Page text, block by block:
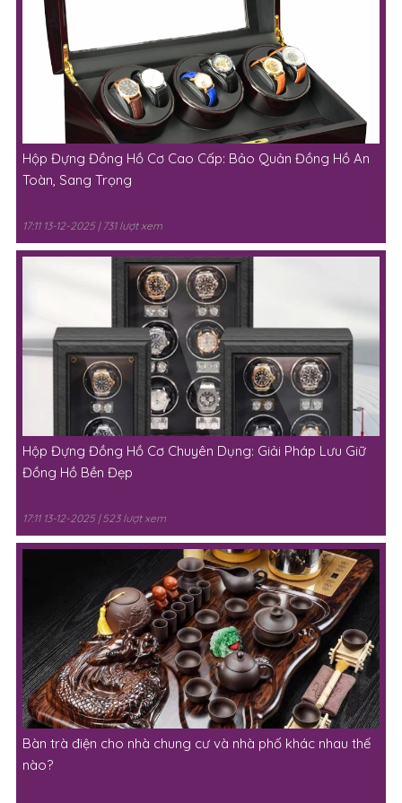
Hộp Đựng Đồng Hồ Cơ Cao Cấp: Bảo Quản Đồng Hồ An
Toàn, Sang Trọng
17:11 13-12-2025 | 731 lượt xem
Hộp Đựng Đồng Hồ Cơ Chuyên Dụng: Giải Pháp Lưu Giữ
Đồng Hồ Bền Đẹp
17:11 13-12-2025 | 523 lượt xem
Bàn trà điện cho nhà chung cư và nhà phố khác nhau thế
nào?